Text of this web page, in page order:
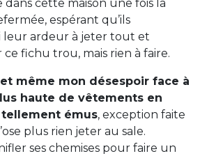
cette maison une fois la
espérant qu’ils
leur ardeur à jeter tout et
ce fichu trou, mais rien à faire.
même mon désespoir face à
haute de vêtements en
tellement émus, exception faite
plus rien jeter au sale.
ses chemises pour faire un